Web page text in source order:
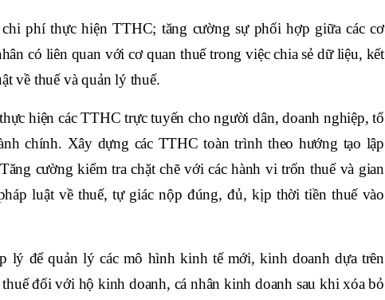
phí thực hiện TTHC; tăng cường sự phối hợp giữa các cơ
có liên quan với cơ quan thuế trong việc chia sẻ dữ liệu, kết
về thuế và quản lý thuế.
hiện các TTHC trực tuyến cho người dân, doanh nghiệp, tổ
chính. Xây dựng các TTHC toàn trình theo hướng tạo lập
cường kiểm tra chặt chẽ với các hành vi trốn thuế và gian
luật về thuế, tự giác nộp đúng, đủ, kịp thời tiền thuế vào
lý để quản lý các mô hình kinh tế mới, kinh doanh dựa trên
đối với hộ kinh doanh, cá nhân kinh doanh sau khi xóa bỏ